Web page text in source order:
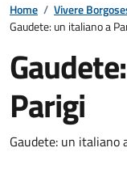
Home / Vivere
Gaudete: un italiano a
Parigi
Gaudete: un italiano